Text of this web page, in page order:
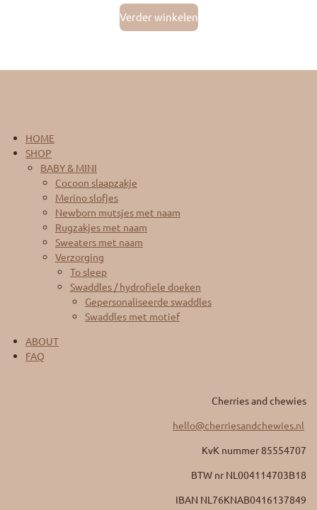
Verder winkelen
HOME
SHOP
BABY & MINI
Cocoon slaapzakje
Merino slofjes
Newborn mutsjes met naam
Rugzakjes met naam
Sweaters met naam
Verzorging
To sleep
Swaddles / hydrofiele doeken
Gepersonaliseerde swaddles
Swaddles met motief
ABOUT
FAQ
Cherries and chewies
hello@cherriesandchewies.nl
KvK nummer 85554707
BTW nr NL004114703B18
IBAN NL76KNAB0416137849